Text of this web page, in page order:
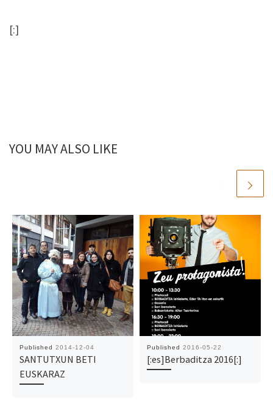
[:]
YOU MAY ALSO LIKE
Published 2014-12-04
SANTUTXUN BETI
EUSKARAZ
Published 2016-05-22
[:es]Berbaditza 2016[:]